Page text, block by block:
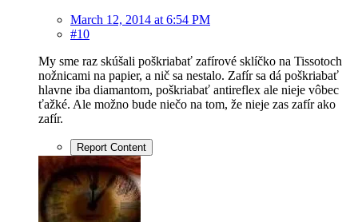
March 12, 2014 at 6:54 PM
#10
My sme raz skúšali poškriabať zafírové sklíčko na Tissotoch
nožnicami na papier, a nič sa nestalo. Zafír sa dá poškriabať
hlavne iba diamantom, poškriabať antireflex ale nieje vôbec
ťažké. Ale možno bude niečo na tom, že nieje zas zafír ako
zafír.
Report Content